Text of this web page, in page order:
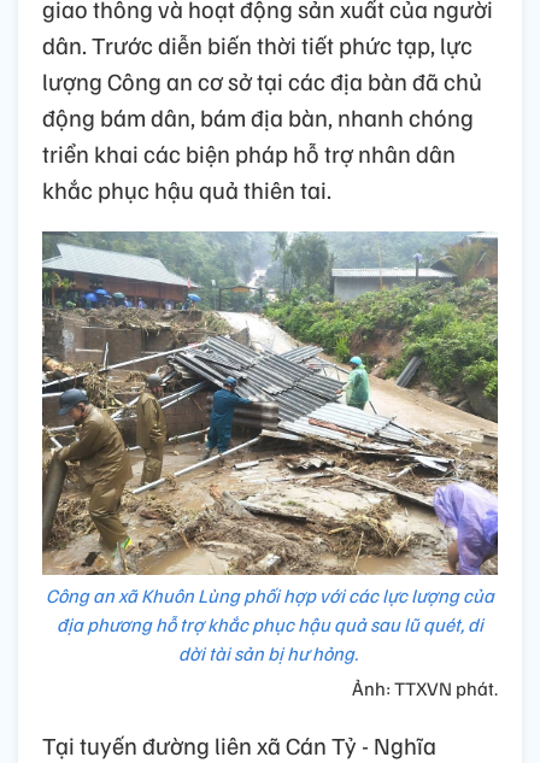
giao thông và hoạt động sản xuất của người
dân. Trước diễn biến thời tiết phức tạp, lực
lượng Công an cơ sở tại các địa bàn đã chủ
động bám dân, bám địa bàn, nhanh chóng
triển khai các biện pháp hỗ trợ nhân dân
khắc phục hậu quả thiên tai.
Công an xã Khuôn Lùng phối hợp với các lực lượng của
địa phương hỗ trợ khắc phục hậu quả sau lũ quét, di
dời tài sản bị hư hỏng.
Ảnh: TTXVN phát.
Tại tuyến đường liên xã Cán Tỷ - Nghĩa